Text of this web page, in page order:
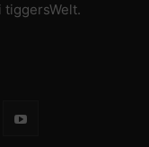
tiggersWelt.